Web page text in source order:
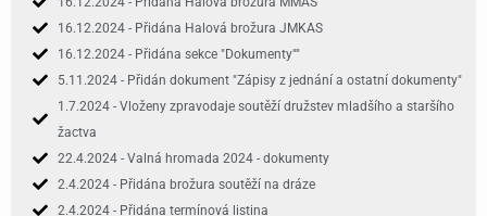
16.12.2024 - Přidána Halová brožura JMKAS
16.12.2024 - Přidána sekce "Dokumenty""
5.11.2024 - Přidán dokument "Zápisy z jednání a ostatní dokumenty"
1.7.2024 - Vloženy zpravodaje soutěží družstev mladšího a staršího
žactva
22.4.2024 - Valná hromada 2024 - dokumenty
2.4.2024 - Přidána brožura soutěží na dráze
2.4.2024 - Přidána termínová listina